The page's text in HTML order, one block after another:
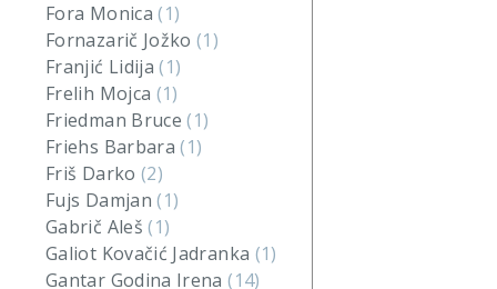
Fora Monica(1)
Fornazarič Jožko(1)
Franjić Lidija(1)
Frelih Mojca (1)
Friedman Bruce(1)
Friehs Barbara(1)
Friš Darko (2)
Fujs Damjan(1)
Gabrič Aleš(1)
Galiot Kovačić Jadranka (1)
Gantar Godina Irena(14)